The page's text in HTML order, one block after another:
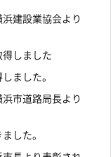
建設業協会より
しました
ました。
市道路局長より
した。